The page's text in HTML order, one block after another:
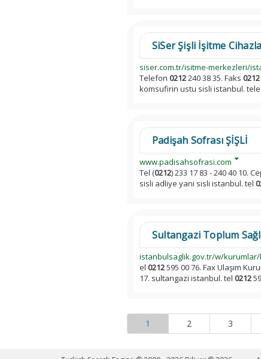
SiSer Şişli İşitme
siser.com.tr/isitme-merkezleri/
Telefon 0212240 38 35. Faks 0212
komsufirin ustu sisli istanbul.
Padişah Sofrası ŞİŞLİ
www.padisahsofrasi.com
Tel (0212) 233 17 83 - 240 40 10.
sisli adliye yani sisli istanbul. tel
Sultangazi Toplum
istanbulsaglik.gov.tr/w/kurumlar/
el 0212595 00 76. Fax Ulaşım
17. sultangazi istanbul. tel 0212
1 2 3